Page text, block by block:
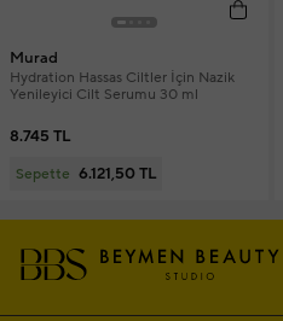
Murad
Hydration Hassas Ciltler İçin Nazik
Yenileyici Cilt Serumu 30 ml
8.745 TL
Sepette 6.121,50 TL